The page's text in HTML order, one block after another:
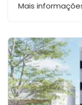
Mais